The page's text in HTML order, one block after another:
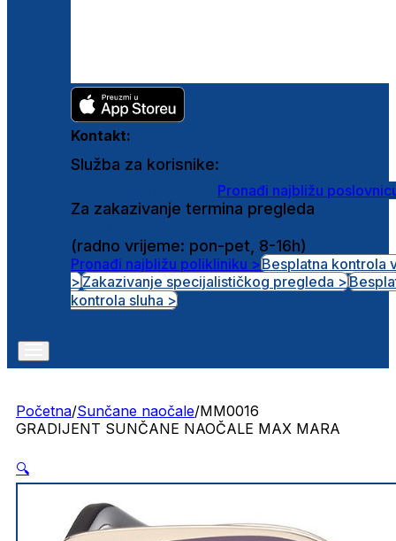
Kontakt:
Služba za korisnike:
Pronađi najbližu
Za zakazivanje termina pregleda
(radno vrijeme: pon-pet, 8-16h)
Pronađi najbližu polikliniku >Besplatna kontrola
>Zakazivanje specijalističkog pregleda >
kontrola sluha >
Početna/Sunčane naočale/MM0016
GRADIJENT SUNČANE NAOČALE MAX MARA
🔍